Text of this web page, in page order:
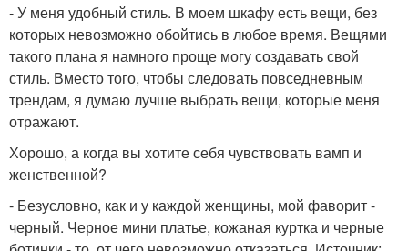
- У меня удобный стиль. В моем шкафу есть вещи, без
которых невозможно обойтись в любое время. Вещями
такого плана я намного проще могу создавать свой
стиль. Вместо того, чтобы следовать повседневным
трендам, я думаю лучше выбрать вещи, которые меня
отражают.
Хорошо, а когда вы хотите себя чувствовать вамп и
женственной?
- Безусловно, как и у каждой женщины, мой фаворит -
черный. Черное мини платье, кожаная куртка и черные